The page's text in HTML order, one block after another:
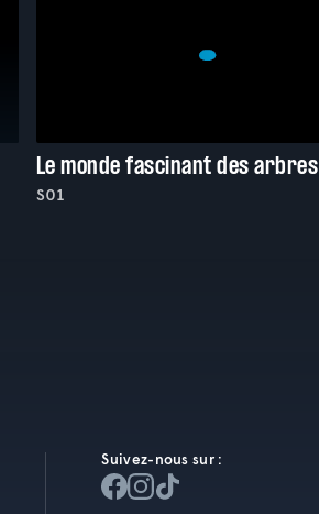
Le monde fascinant des arbres
S01
Suivez-nous sur :